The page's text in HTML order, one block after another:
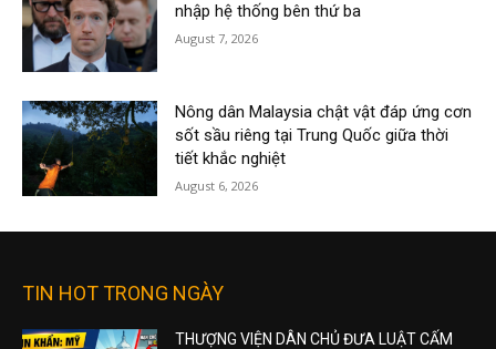
nhập hệ thống bên thứ ba
August 7, 2026
Nông dân Malaysia chật vật đáp ứng cơn
sốt sầu riêng tại Trung Quốc giữa thời
tiết khắc nghiệt
August 6, 2026
TIN HOT TRONG NGÀY
THƯỢNG VIỆN DÂN CHỦ ĐƯA LUẬT CẤM